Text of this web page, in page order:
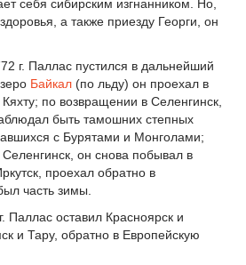
себя сибирским изгнанником. Но,
а также приезду Георги, он
г. Паллас пустился в дальнейший
Байкал (по льду) он проехал в
по возвращении в Селенгинск,
быть тамошних степных
с Бурятами и Монголами;
Селенгинск, он снова побывал в
проехал обратно в
часть зимы.
Паллас оставил Красноярск и
и Тару, обратно в Европейскую